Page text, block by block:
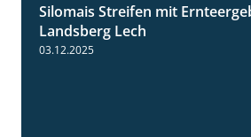
Silomais Streifen mit
Landsberg Lech
03.12.2025